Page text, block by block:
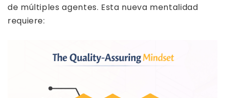
de múltiples agentes. Esta nueva mentalidad
requiere: